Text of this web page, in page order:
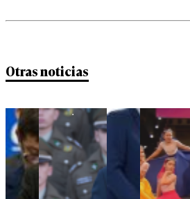
Otras noticias